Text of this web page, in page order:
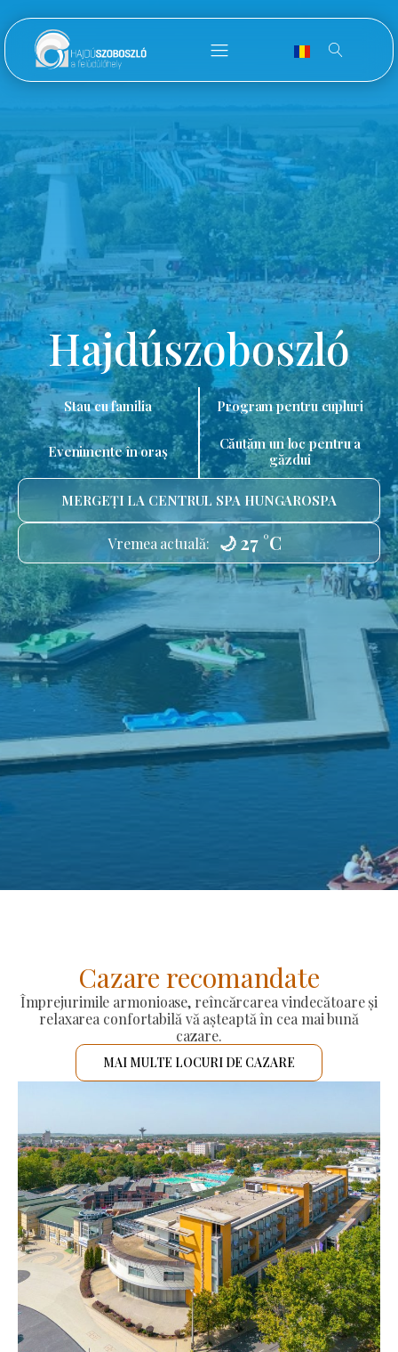
Hajdúszoboszló
Stau cu familia Program pentru cupluri
Evenimente în oraș
Căutăm un loc pentru a
găzdui
MERGEȚI LA CENTRUL SPA HUNGAROSPA
Vremea actuală: 🌙 27 °C
Cazare recomandate
Împrejurimile armonioase, reîncărcarea vindecătoare și
relaxarea confortabilă vă așteaptă în cea mai bună
cazare.
MAI MULTE LOCURI DE CAZARE